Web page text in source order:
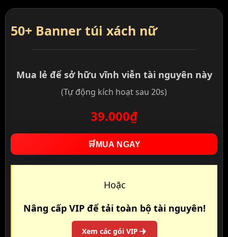
50+ Banner túi xách nữ
Mua lẻ để sở hữu vĩnh viễn tài nguyên này
(Tự động kích hoạt sau 20s)
39.000₫
🛒 MUA NGAY
Hoặc
Nâng cấp VIP để tải toàn bộ tài nguyên!
Xem các gói VIP